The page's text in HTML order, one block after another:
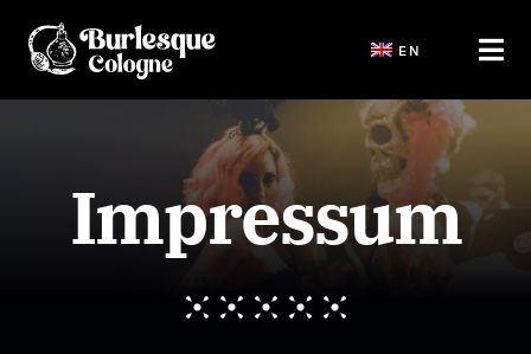
contenido
EN
Start
Shows
Tickets Veranstaltungen
Impressum